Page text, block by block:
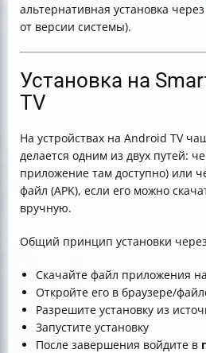
альтернативная установка
от версии системы).
Установка на
TV
На устройствах на Android TV
делается одним из двух путей:
приложение там доступно) или
файл (APK), если его можно
вручную.
Общий принцип установки через
Скачайте файл приложения
Откройте его в браузере/
Разрешите установку из
Запустите установку
После завершения войдите в